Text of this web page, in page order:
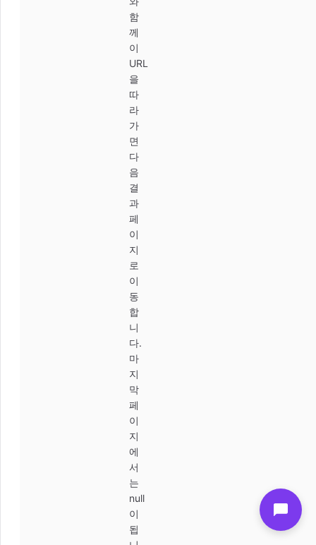
함
께
이
URL
을
따
라
가
면
다
음
결
과
페
이
지
로
이
동
합
니
다.
마
지
막
페
이
지
에
서
는
null
이
됩